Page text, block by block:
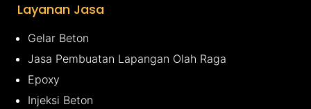
Layanan Jasa
Gelar Beton
Jasa Pembuatan Lapangan Olah Raga
Epoxy
Injeksi Beton